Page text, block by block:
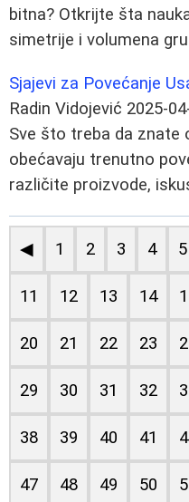
bitna? Otkrijte šta
simetrije i volumena
Sjajevi za Povećanje
Radin Vidojević 2025-
Sve što treba da znate
obećavaju trenutno
različite proizvode,
◀ 1 2 3 4 5
11 12 13 14
20 21 22 23
29 30 31 32
38 39 40 41
47 48 49 50